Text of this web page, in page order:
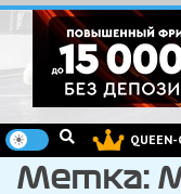
Перейти
к
содержимому
Метка: